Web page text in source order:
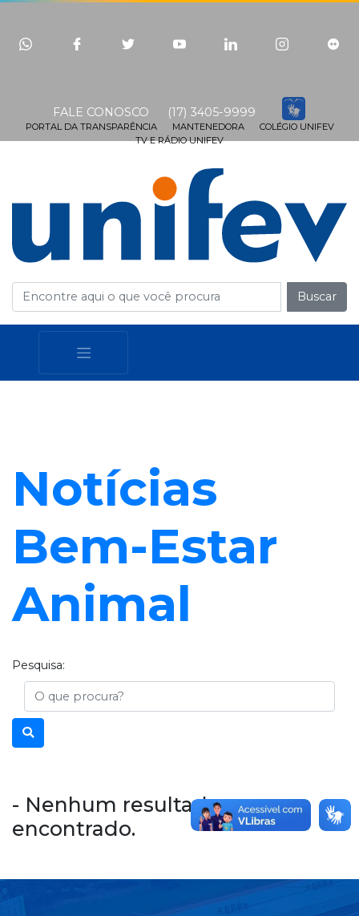
FALE CONOSCO (17) 3405-9999
PORTAL DA TRANSPARÊNCIA MANTENEDORA
COLÉGIO UNIFEV
TV E RÁDIO UNIFEV
Buscar
Notícias
Bem-Estar
Animal
Pesquisa:
Busca
- Nenhum resultado
encontrado.